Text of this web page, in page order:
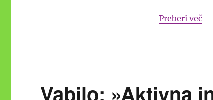
Preberi več
Vabilo: »Aktivna